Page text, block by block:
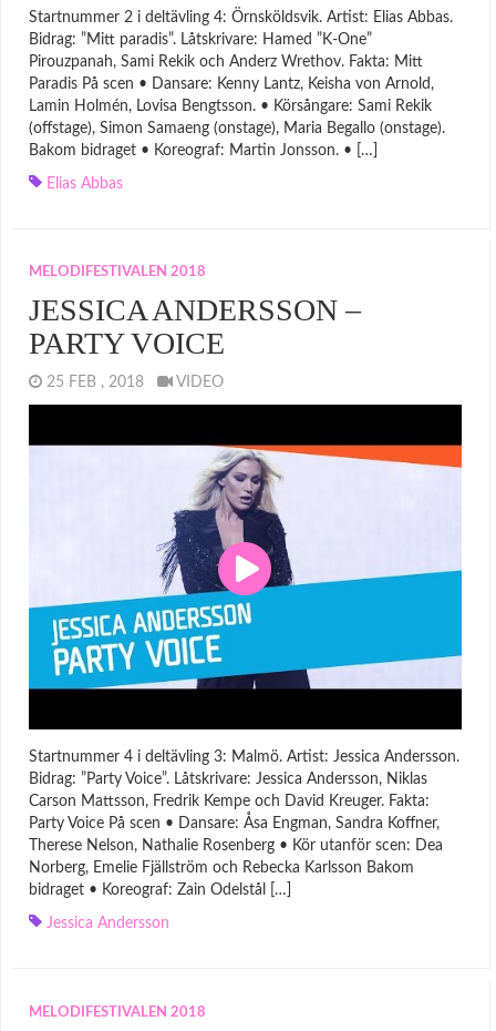
Startnummer 2 i deltävling 4: Örnsköldsvik. Artist: Elias Abbas.
Bidrag: ”Mitt paradis”. Låtskrivare: Hamed ”K-One”
Pirouzpanah, Sami Rekik och Anderz Wrethov. Fakta: Mitt
Paradis På scen • Dansare: Kenny Lantz, Keisha von Arnold,
Lamin Holmén, Lovisa Bengtsson. • Körsångare: Sami Rekik
(offstage), Simon Samaeng (onstage), Maria Begallo (onstage).
Bakom bidraget • Koreograf: Martin Jonsson. • […]
Elias Abbas
MELODIFESTIVALEN 2018
JESSICA ANDERSSON –
PARTY VOICE
25 FEB , 2018 VIDEO
Startnummer 4 i deltävling 3: Malmö. Artist: Jessica Andersson.
Bidrag: ”Party Voice”. Låtskrivare: Jessica Andersson, Niklas
Carson Mattsson, Fredrik Kempe och David Kreuger. Fakta:
Party Voice På scen • Dansare: Åsa Engman, Sandra Koffner,
Therese Nelson, Nathalie Rosenberg • Kör utanför scen: Dea
Norberg, Emelie Fjällström och Rebecka Karlsson Bakom
bidraget • Koreograf: Zain Odelstål […]
Jessica Andersson
MELODIFESTIVALEN 2018